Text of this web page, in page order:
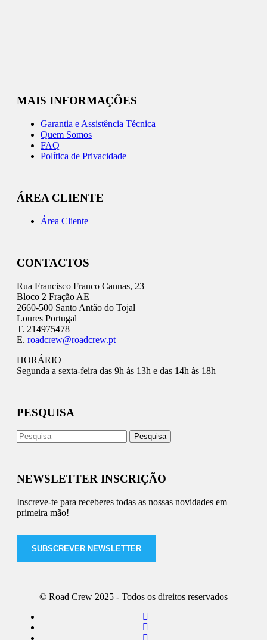
MAIS INFORMAÇÕES
Garantia e Assistência Técnica
Quem Somos
FAQ
Política de Privacidade
ÁREA CLIENTE
Área Cliente
CONTACTOS
Rua Francisco Franco Cannas, 23
Bloco 2 Fração AE
2660-500 Santo Antão do Tojal
Loures Portugal
T. 214975478
E. roadcrew@roadcrew.pt
HORÁRIO
Segunda a sexta-feira das 9h às 13h e das 14h às 18h
PESQUISA
NEWSLETTER INSCRIÇÃO
Inscreve-te para receberes todas as nossas novidades em
primeira mão!
SUBSCREVER NEWSLETTER
© Road Crew 2025 - Todos os direitos reservados